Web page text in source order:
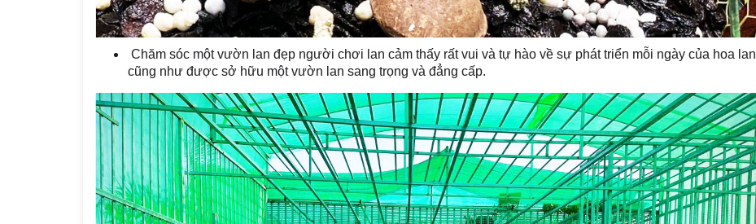
Chăm sóc một vườn lan đẹp người chơi lan cảm thấy rất vui và tự hào về sự phát triển mỗi ngày của hoa lan
cũng như được sở hữu một vườn lan sang trọng và đẳng cấp.